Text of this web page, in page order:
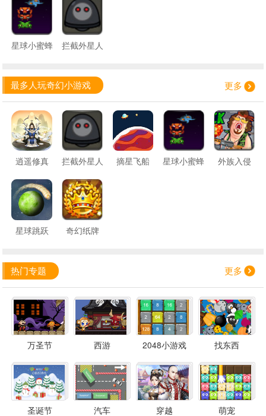
星球小蜜蜂 拦截外星人
最多人玩奇幻小游戏 更多
逍遥修真 拦截外星人 摘星飞船 星球小蜜蜂 外族入侵
星球跳跃 奇幻纸牌
热门专题 更多
万圣节 西游 2048小游戏 找东西
圣诞节 汽车 穿越 萌宠